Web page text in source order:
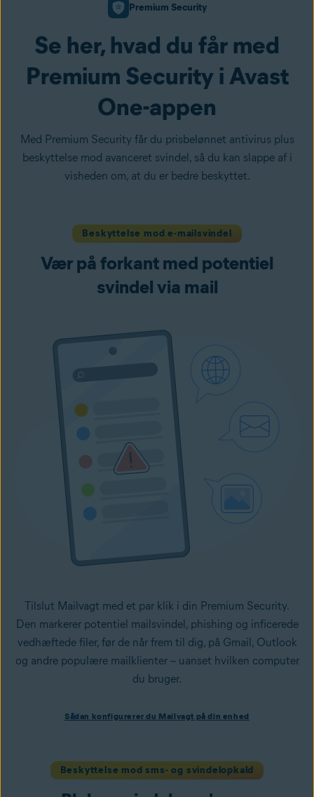
Premium Security
Se her, hvad du får med
Premium Security i Avast
One-appen
Med Premium Security får du prisbelønnet antivirus plus
beskyttelse mod avanceret svindel, så du kan slappe af i
visheden om, at du er bedre beskyttet.
Beskyttelse mod e-mailsvindel
Vær på forkant med potentiel
svindel via mail
Tilslut Mailvagt med et par klik i din Premium Security.
Den markerer potentiel mailsvindel, phishing og inficerede
vedhæftede filer, før de når frem til dig, på Gmail, Outlook
og andre populære mailklienter – uanset hvilken computer
du bruger.
Installer Avast One med Premium Security, og følg
Åbn appen, naviger tilSvindelvogter Pro, og vælg
Mailvagt.
Sådan konfigurerer du Mailvagt på din enhed
Beskyttelse mod sms- og svindelopkald